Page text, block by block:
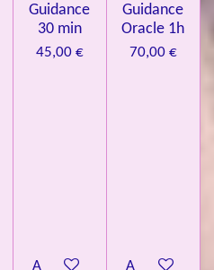
panier
Guidance
30 min
45,00 €
Ajouter au panier
Guidance
Oracle 1h
70,00 €
Ajouter au